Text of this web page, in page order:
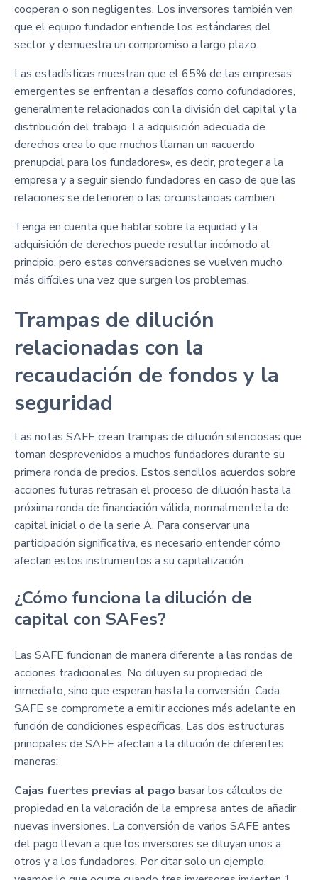
cooperan o son negligentes. Los inversores también ven
que el equipo fundador entiende los estándares del
sector y demuestra un compromiso a largo plazo.
Las estadísticas muestran que el 65% de las empresas
emergentes se enfrentan a desafíos como cofundadores,
generalmente relacionados con la división del capital y la
distribución del trabajo. La adquisición adecuada de
derechos crea lo que muchos llaman un «acuerdo
prenupcial para los fundadores», es decir, proteger a la
empresa y a seguir siendo fundadores en caso de que las
relaciones se deterioren o las circunstancias cambien.
Tenga en cuenta que hablar sobre la equidad y la
adquisición de derechos puede resultar incómodo al
principio, pero estas conversaciones se vuelven mucho
más difíciles una vez que surgen los problemas.
Trampas de dilución
relacionadas con la
recaudación de fondos y la
seguridad
Las notas SAFE crean trampas de dilución silenciosas que
toman desprevenidos a muchos fundadores durante su
primera ronda de precios. Estos sencillos acuerdos sobre
acciones futuras retrasan el proceso de dilución hasta la
próxima ronda de financiación válida, normalmente la de
capital inicial o de la serie A. Para conservar una
participación significativa, es necesario entender cómo
afectan estos instrumentos a su capitalización.
¿Cómo funciona la dilución de
capital con SAFes?
Las SAFE funcionan de manera diferente a las rondas de
acciones tradicionales. No diluyen su propiedad de
inmediato, sino que esperan hasta la conversión. Cada
SAFE se compromete a emitir acciones más adelante en
función de condiciones específicas. Las dos estructuras
principales de SAFE afectan a la dilución de diferentes
maneras:
Cajas fuertes previas al pago basar los cálculos de
propiedad en la valoración de la empresa antes de añadir
nuevas inversiones. La conversión de varios SAFE antes
del pago llevan a que los inversores se diluyan unos a
otros y a los fundadores. Por citar solo un ejemplo,